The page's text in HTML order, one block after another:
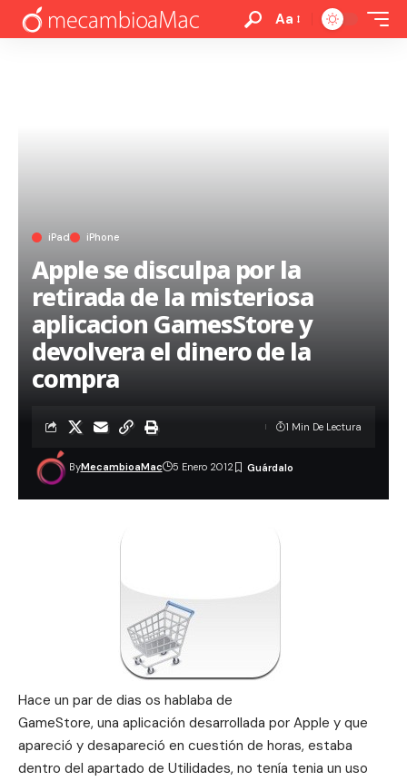
Aa
iPad iPhone
Apple se disculpa por la
retirada de la misteriosa
aplicacion GamesStore y
devolvera el dinero de la
compra
ByMecambioaMac 5 Enero 2012
1 Min De Lectura
Hace un par de dias os hablaba de
GameStore, una aplicación desarrollada por Apple y que
apareció y desapareció en cuestión de horas, estaba
dentro del apartado de Utilidades, no tenía tenia un uso